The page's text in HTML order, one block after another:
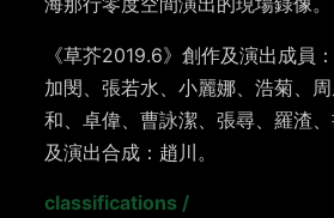
《草芥2019.6》創作及演出成員
加閔、張若水、小麗娜、浩菊、
和、卓偉、曹詠潔、張尋、羅渣
及演出合成：趙川。
classifications /